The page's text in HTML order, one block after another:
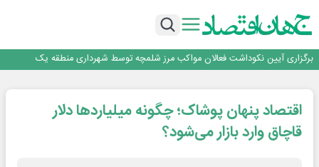
جمنای دستیار اصلی گوشی‌های اندرویدی می‌شود
برنده این رقابت داستان‌نویسی، انسان نبود!
ایران، شریک راهبردی اتحادیه اقتصادی اوراسیا در مسیر توسعه تجارت و همگرایی
منطقه‌ای
جمنای دستیار اصلی گوشی‌های اندرویدی می‌شود
برنده این رقابت داستان‌نویسی، انسان نبود!
برگزاری آیین نکوداشت فعالان مواکب مرز شلمچه توسط شهرداری منطقه یک
ایران، شریک راهبردی اتحادیه اقتصادی اوراسیا در مسیر توسعه تجارت و همگرایی
اقتصاد پنهان پوشاک؛ چگونه میلیاردها دلار
قاچاق وارد بازار می‌شود؟